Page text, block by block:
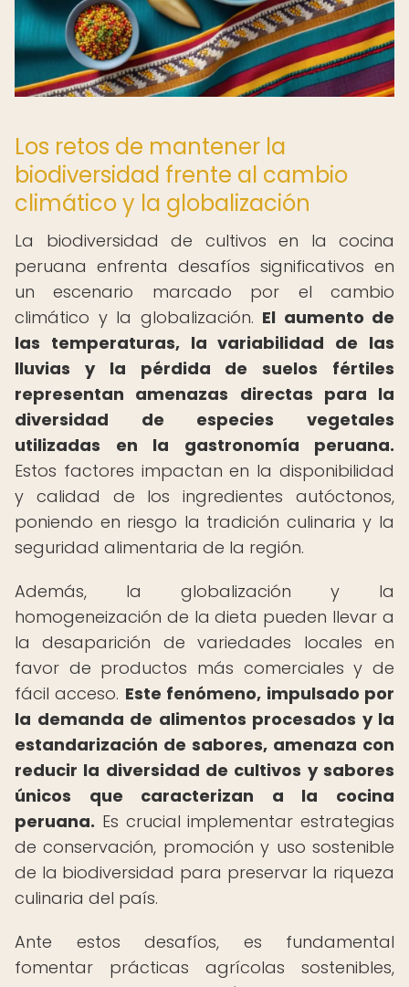
Los retos de mantener la
biodiversidad frente al cambio
climático y la globalización
La biodiversidad de cultivos en la cocina
peruana enfrenta desafíos significativos en
un escenario marcado por el cambio
climático y la globalización. El aumento de
las temperaturas, la variabilidad de las
lluvias y la pérdida de suelos fértiles
representan amenazas directas para la
diversidad de especies vegetales
utilizadas en la gastronomía peruana.
Estos factores impactan en la disponibilidad
y calidad de los ingredientes autóctonos,
poniendo en riesgo la tradición culinaria y la
seguridad alimentaria de la región.
Además, la globalización y la
homogeneización de la dieta pueden llevar a
la desaparición de variedades locales en
favor de productos más comerciales y de
fácil acceso. Este fenómeno, impulsado por
la demanda de alimentos procesados y la
estandarización de sabores, amenaza con
reducir la diversidad de cultivos y sabores
únicos que caracterizan a la cocina
peruana. Es crucial implementar estrategias
de conservación, promoción y uso sostenible
de la biodiversidad para preservar la riqueza
culinaria del país.
Ante estos desafíos, es fundamental
fomentar prácticas agrícolas sostenibles,